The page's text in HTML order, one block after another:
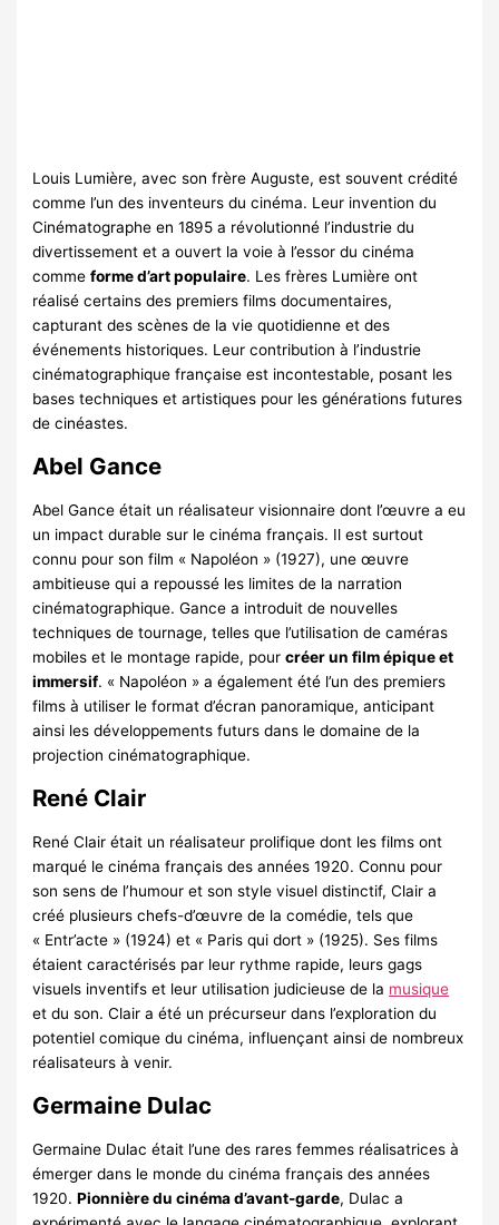
Louis Lumière, avec son frère Auguste, est souvent crédité
comme l’un des inventeurs du cinéma. Leur invention du
Cinématographe en 1895 a révolutionné l’industrie du
divertissement et a ouvert la voie à l’essor du cinéma
commeforme d’art populaire. Les frères Lumière ont
réalisé certains des premiers films documentaires,
capturant des scènes de la vie quotidienne et des
événements historiques. Leur contribution à l’industrie
cinématographique française est incontestable, posant les
bases techniques et artistiques pour les générations futures
de cinéastes.
Abel Gance
Abel Gance était un réalisateur visionnaire dont l’œuvre a eu
un impact durable sur le cinéma français. Il est surtout
connu pour son film « Napoléon » (1927), une œuvre
ambitieuse qui a repoussé les limites de la narration
cinématographique. Gance a introduit de nouvelles
techniques de tournage, telles que l’utilisation de caméras
mobiles et le montage rapide, pourcréer un film épique et
immersif. « Napoléon » a également été l’un des premiers
films à utiliser le format d’écran panoramique, anticipant
ainsi les développements futurs dans le domaine de la
projection cinématographique.
René Clair
René Clair était un réalisateur prolifique dont les films ont
marqué le cinéma français des années 1920. Connu pour
son sens de l’humour et son style visuel distinctif, Clair a
créé plusieurs chefs-d’œuvre de la comédie, tels que
« Entr’acte » (1924) et « Paris qui dort » (1925). Ses films
étaient caractérisés par leur rythme rapide, leurs gags
visuels inventifs et leur utilisation judicieuse de la musique
et du son. Clair a été un précurseur dans l’exploration du
potentiel comique du cinéma, influençant ainsi de nombreux
réalisateurs à venir.
Germaine Dulac
Germaine Dulac était l’une des rares femmes réalisatrices à
émerger dans le monde du cinéma français des années
1920.Pionnière du cinéma d’avant-garde, Dulac a